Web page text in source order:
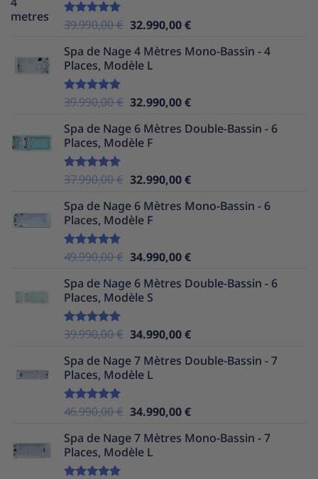
Note5.00
39.990,00€ Le
initial
était :
32.990,00€Le
actuel
Spa de Nage 4 Mètres Mono-Bassin - 4
Places, Modèle L
Note5.00
39.990,00€ Le
initial
était :
32.990,00€Le
actuel
Spa de Nage 6 Mètres Double-Bassin - 6
Places, Modèle F
Note5.00
37.990,00€ Le
initial
était :
32.990,00€Le
actuel
Spa de Nage 6 Mètres Mono-Bassin - 6
Places, Modèle F
Note5.00
49.990,00€ Le
initial
était :
34.990,00€Le
actuel
Spa de Nage 6 Mètres Double-Bassin - 6
Places, Modèle S
Note5.00
39.990,00€ Le
initial
était :
34.990,00€Le
actuel
Spa de Nage 7 Mètres Double-Bassin - 7
Places, Modèle L
Note5.00
46.990,00€ Le
initial
était :
34.990,00€Le
actuel
Spa de Nage 7 Mètres Mono-Bassin - 7
Places, Modèle L